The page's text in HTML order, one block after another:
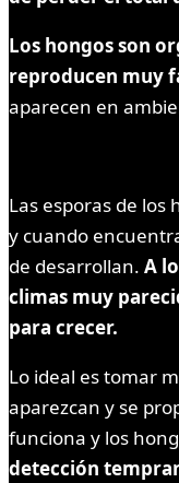
Los hongos son
reproducen muy
aparecen en
Las esporas de
y cuando
de desarrollan. A
climas muy
para crecer.
Lo ideal es tomar
aparezcan y se
funciona y los
detección